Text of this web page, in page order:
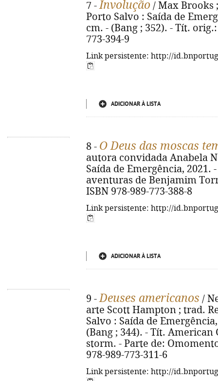
7 -Involução / Max Brooks
Porto Salvo : Saída de
cm. - (Bang ; 352). - Tít.
773-394-9
Link persistente: http://
ADICIONAR À LISTA
8 - O Deus das moscas
autora convidada Anabela
Saída de Emergência, 2021.
aventuras de Benjamim
ISBN 978-989-773-388-8
Link persistente: http://
ADICIONAR À LISTA
9 -Deuses americanos /
arte Scott Hampton ; trad.
Salvo : Saída de
(Bang ; 344). - Tít.
storm. - Parte de:
978-989-773-311-6
Link persistente: http://